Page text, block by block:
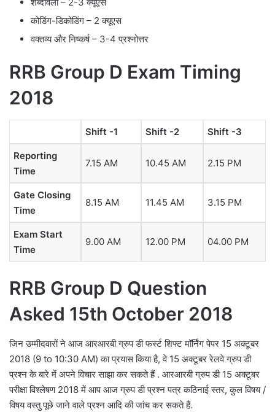
कोडिंग-डिकोडिंग – 2 क्यूएस
वक्तव्य और निष्कर्ष – 3-4 प्रश्नोत्तर
RRB Group D Exam Timing
2018
Shift -1 Shift -2 Shift -3
Reporting
Time
7.15 AM 10.45 AM 2.15 PM
Gate Closing
Time
8.15 AM 11.45 AM 3.15 PM
Exam Start
Time
9.00 AM 12.00 PM 04.00 PM
RRB Group D Question
Asked 15th October 2018
जिन उम्मीदवारों ने आज आरआरबी ग्रुप डी फर्स्ट शिफ्ट मॉर्निंग पेपर 15 अक्टूबर
2018 (9 to 10:30 AM) का प्रयास किया है, वे 15 अक्टूबर रेलवे ग्रुप डी
प्रश्न के बारे में अपने विचार साझा कर सकते हैं . आरआरबी ग्रुप डी 15 अक्टूबर
परीक्षा विश्लेषण 2018 में आप आज ग्रुप डी प्रश्न पत्र कठिनाई स्तर, कुल विषय /
विषय वस्तु पूछे जाने वाले प्रश्न आदि की जांच कर सकते हैं.